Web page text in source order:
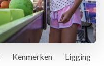
Kenmerken Ligging